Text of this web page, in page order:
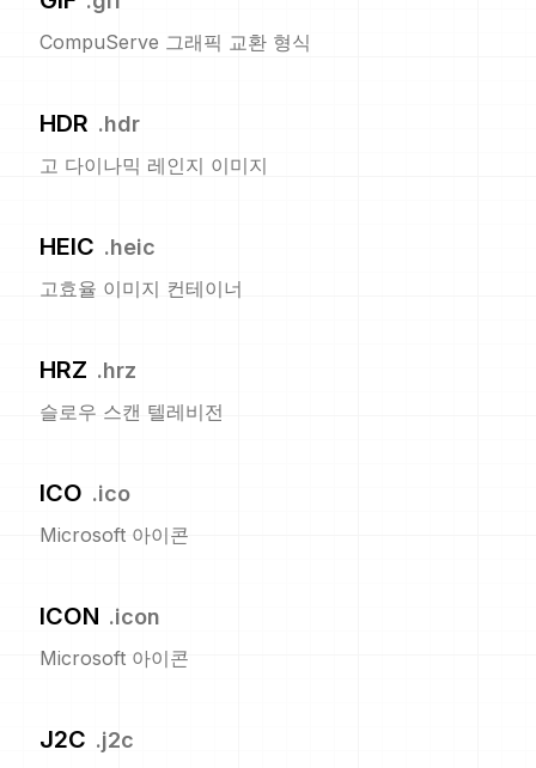
CompuServe 그래픽 교환 형식
HDR .hdr
고 다이나믹 레인지 이미지
HEIC .heic
고효율 이미지 컨테이너
HRZ .hrz
슬로우 스캔 텔레비전
ICO .ico
Microsoft 아이콘
ICON .icon
Microsoft 아이콘
J2C .j2c